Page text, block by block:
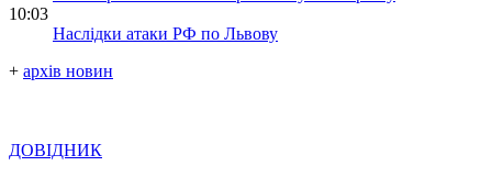
10:03
Наслідки атаки РФ по Львову
+ архів новин
ДОВІДНИК